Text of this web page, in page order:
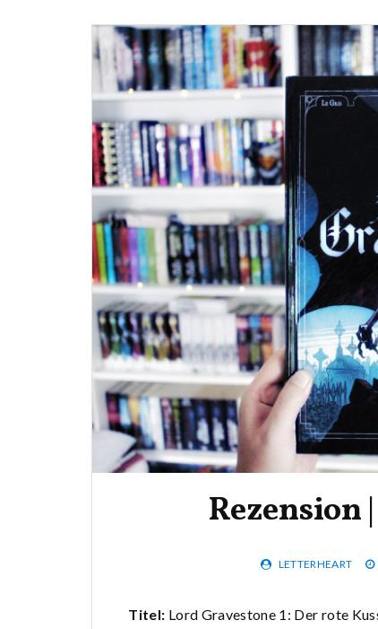
Rezension
LETTERHEART
Titel: Lord Gravestone 1: Der rote